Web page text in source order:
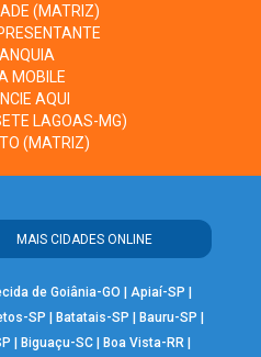
(MATRIZ)
MOBILE
AQUI
LAGOAS-MG)
(MATRIZ)
MAIS CIDADES ONLINE
de Goiânia-GO Apiaí-SP
SP Batatais-SP Bauru-SP
Biguaçu-SC Boa Vista-RR